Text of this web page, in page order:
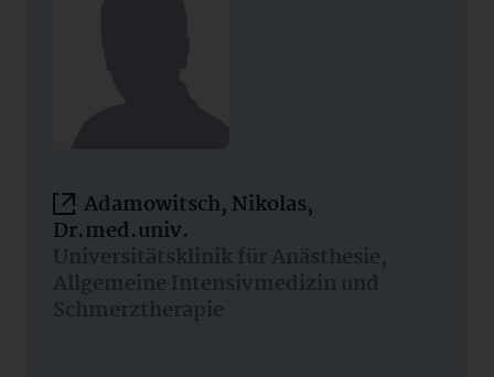
Adamowitsch, Nikolas,
Dr.med.univ.
Universitätsklinik für Anästhesie,
Allgemeine Intensivmedizin und
Schmerztherapie